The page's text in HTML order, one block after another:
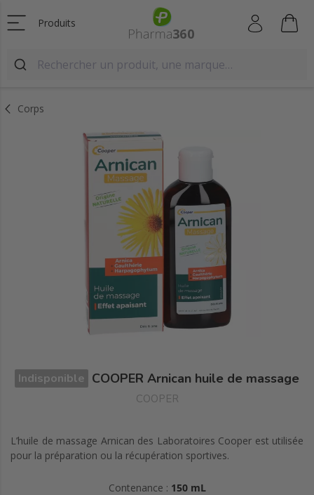
Produits
Corps
Indisponible COOPER Arnican huile de massage
COOPER
L’huile de massage Arnican des Laboratoires Cooper est utilisée
pour la préparation ou la récupération sportives.
Contenance : 150 mL